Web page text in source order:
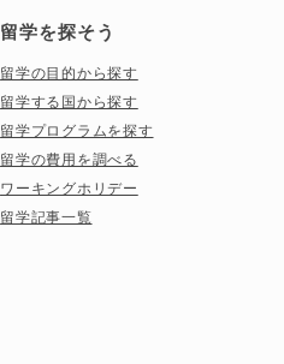
留学を探そう
留学の目的から探す
留学する国から探す
留学プログラムを探す
留学の費用を調べる
ワーキングホリデー
留学記事一覧